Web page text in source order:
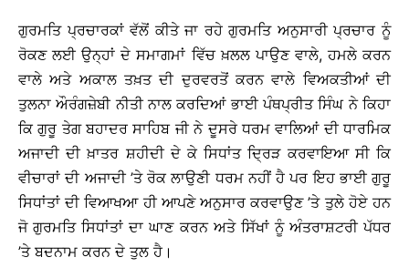
ਗੁਰਮਤਿ ਪ੍ਰਚਾਰਕਾਂ ਵੱਲੋਂ ਕੀਤੇ ਜਾ ਰਹੇ ਗੁਰਮਤਿ ਅਨੁਸਾਰੀ ਪ੍ਰਚਾਰ ਨੂੰ
ਰੋਕਣ ਲਈ ਉਨ੍ਹਾਂ ਦੇ ਸਮਾਗਮਾਂ ਵਿੱਚ ਖ਼ਲਲ ਪਾਉਣ ਵਾਲੇ, ਹਮਲੇ ਕਰਨ
ਵਾਲੇ ਅਤੇ ਅਕਾਲ ਤਖ਼ਤ ਦੀ ਦੁਰਵਰਤੋਂ ਕਰਨ ਵਾਲੇ ਵਿਅਕਤੀਆਂ ਦੀ
ਤੁਲਨਾ ਔਰੰਗਜ਼ੇਬੀ ਨੀਤੀ ਨਾਲ ਕਰਦਿਆਂ ਭਾਈ ਪੰਥਪ੍ਰੀਤ ਸਿੰਘ ਨੇ ਕਿਹਾ
ਕਿ ਗੁਰੂ ਤੇਗ ਬਹਾਦਰ ਸਾਹਿਬ ਜੀ ਨੇ ਦੂਸਰੇ ਧਰਮ ਵਾਲਿਆਂ ਦੀ ਧਾਰਮਿਕ
ਅਜਾਦੀ ਦੀ ਖ਼ਾਤਰ ਸ਼ਹੀਦੀ ਦੇ ਕੇ ਸਿਧਾਂਤ ਦ੍ਰਿੜ ਕਰਵਾਇਆ ਸੀ ਕਿ
ਵੀਚਾਰਾਂ ਦੀ ਅਜਾਦੀ ’ਤੇ ਰੋਕ ਲਾਉਣੀ ਧਰਮ ਨਹੀਂ ਹੈ ਪਰ ਇਹ ਭਾਈ ਗੁਰੂ
ਸਿਧਾਂਤਾਂ ਦੀ ਵਿਆਖਆ ਹੀ ਆਪਣੇ ਅਨੁਸਾਰ ਕਰਵਾਉਣ ’ਤੇ ਤੁਲੇ ਹੋਏ ਹਨ
ਜੋ ਗੁਰਮਤਿ ਸਿਧਾਂਤਾਂ ਦਾ ਘਾਣ ਕਰਨ ਅਤੇ ਸਿੱਖਾਂ ਨੂੰ ਅੰਤਰਾਸ਼ਟਰੀ ਪੱਧਰ
’ਤੇ ਬਦਨਾਮ ਕਰਨ ਦੇ ਤੁਲ ਹੈ।